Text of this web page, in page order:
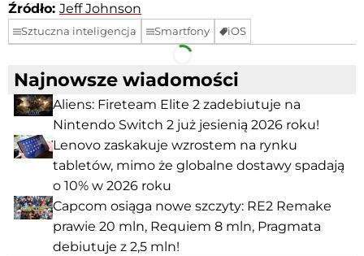
Źródło: Jeff Johnson
Sztuczna inteligencja Smartfony iOS
Facebook Telegram
Najnowsze wiadomości
Aliens: Fireteam Elite 2 zadebiutuje na
Nintendo Switch 2 już jesienią 2026 roku!
Lenovo zaskakuje wzrostem na rynku
tabletów, mimo że globalne dostawy spadają
o 10% w 2026 roku
Capcom osiąga nowe szczyty: RE2 Remake
prawie 20 mln, Requiem 8 mln, Pragmata
debiutuje z 2,5 mln!